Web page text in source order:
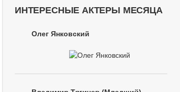
ИНТЕРЕСНЫЕ АКТЕРЫ МЕСЯЦА
Олег Янковский